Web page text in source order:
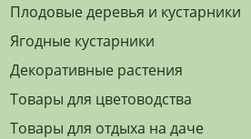
Плодовые деревья и кустарники
Ягодные кустарники
Декоративные растения
Товары для цветоводства
Товары для отдыха на даче